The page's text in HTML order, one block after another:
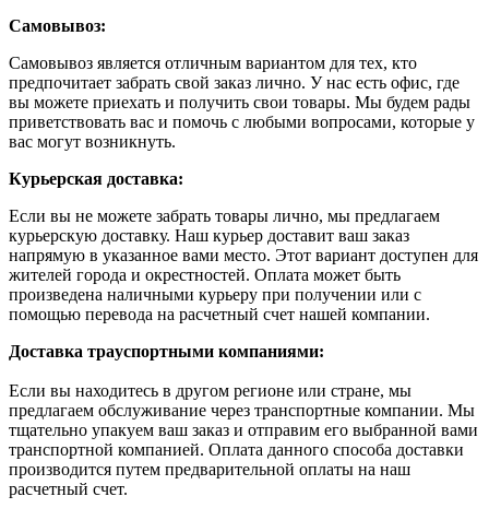
Самовывоз:
Самовывоз является отличным вариантом для тех, кто
предпочитает забрать свой заказ лично. У нас есть офис, где
вы можете приехать и получить свои товары. Мы будем рады
приветствовать вас и помочь с любыми вопросами, которые у
вас могут возникнуть.
Курьерская доставка:
Если вы не можете забрать товары лично, мы предлагаем
курьерскую доставку. Наш курьер доставит ваш заказ
напрямую в указанное вами место. Этот вариант доступен для
жителей города и окрестностей. Оплата может быть
произведена наличными курьеру при получении или с
помощью перевода на расчетный счет нашей компании.
Доставка траyспортными компаниями:
Если вы находитесь в другом регионе или стране, мы
предлагаем обслуживание через транспортные компании. Мы
тщательно упакуем ваш заказ и отправим его выбранной вами
транспортной компанией. Оплата данного способа доставки
производится путем предварительной оплаты на наш
расчетный счет.